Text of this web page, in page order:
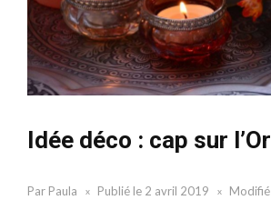
Idée déco : cap sur
Par Paula Publié le 2 avril 2019